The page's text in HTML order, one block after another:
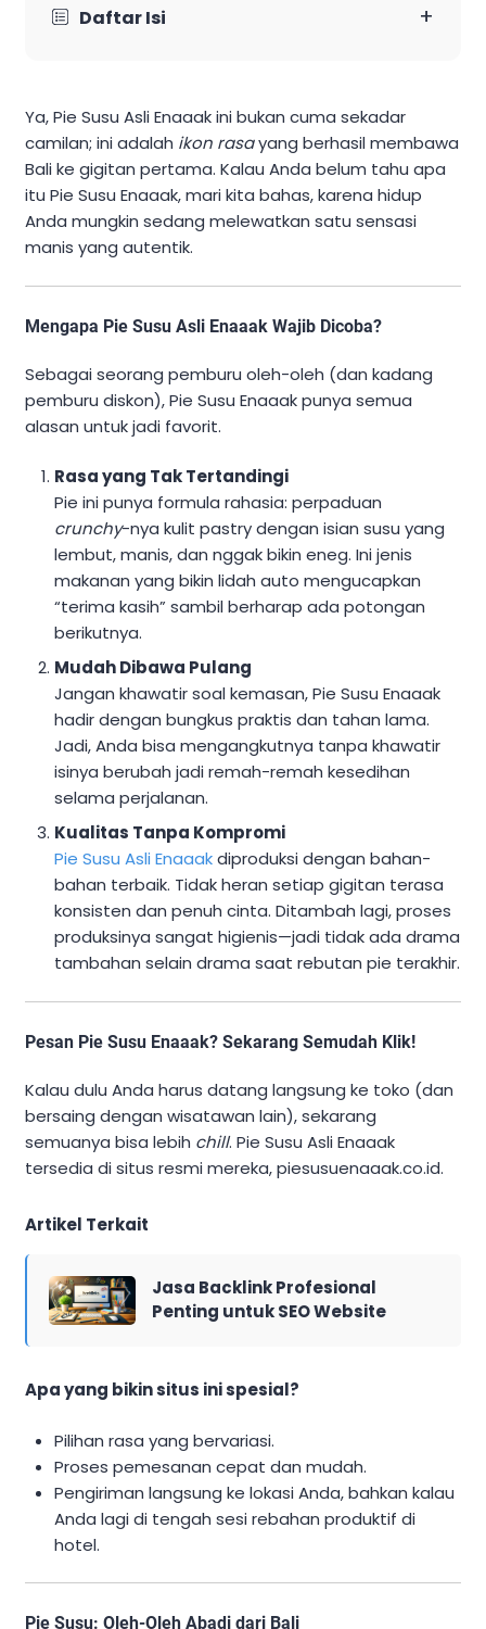
Daftar Isi +
Ya, Pie Susu Asli Enaaak ini bukan cuma sekadar
camilan; ini adalah ikon rasayang berhasil membawa
Bali ke gigitan pertama. Kalau Anda belum tahu apa
itu Pie Susu Enaaak, mari kita bahas, karena hidup
Anda mungkin sedang melewatkan satu sensasi
manis yang autentik.
Mengapa Pie Susu Asli Enaaak Wajib Dicoba?
Sebagai seorang pemburu oleh-oleh (dan kadang
pemburu diskon), Pie Susu Enaaak punya semua
alasan untuk jadi favorit.
Rasa yang Tak Tertandingi
Pie ini punya formula rahasia: perpaduan
crunchy-nya kulit pastry dengan isian susu yang
lembut, manis, dan nggak bikin eneg. Ini jenis
makanan yang bikin lidah auto mengucapkan
“terima kasih” sambil berharap ada potongan
berikutnya.
Mudah Dibawa Pulang
Jangan khawatir soal kemasan, Pie Susu Enaaak
hadir dengan bungkus praktis dan tahan lama.
Jadi, Anda bisa mengangkutnya tanpa khawatir
isinya berubah jadi remah-remah kesedihan
selama perjalanan.
Kualitas Tanpa Kompromi
Pie Susu Asli Enaaakdiproduksi dengan bahan-
bahan terbaik. Tidak heran setiap gigitan terasa
konsisten dan penuh cinta. Ditambah lagi, proses
produksinya sangat higienis—jadi tidak ada drama
tambahan selain drama saat rebutan pie terakhir.
Pesan Pie Susu Enaaak? Sekarang Semudah Klik!
Kalau dulu Anda harus datang langsung ke toko (dan
bersaing dengan wisatawan lain), sekarang
semuanya bisa lebih chill. Pie Susu Asli Enaaak
tersedia di situs resmi mereka, piesusuenaaak.co.id.
Artikel Terkait
Jasa Backlink Profesional
Penting untuk SEO Website
Apa yang bikin situs ini spesial?
Pilihan rasa yang bervariasi.
Proses pemesanan cepat dan mudah.
Pengiriman langsung ke lokasi Anda, bahkan kalau
Anda lagi di tengah sesi rebahan produktif di
hotel.
Pie Susu: Oleh-Oleh Abadi dari Bali